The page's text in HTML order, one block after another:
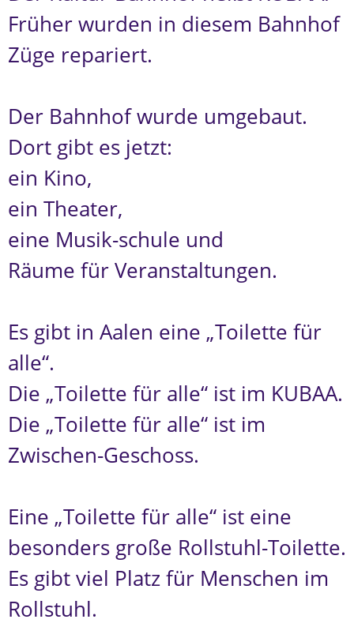
Früher wurden in diesem Bahnhof
Züge repariert.
Der Bahnhof wurde umgebaut.
Dort gibt es jetzt:
ein Kino,
ein Theater,
eine Musik-schule und
Räume für Veranstaltungen.
Es gibt in Aalen eine „Toilette für
alle“.
Die „Toilette für alle“ ist im KUBAA.
Die „Toilette für alle“ ist im
Zwischen-Geschoss.
Eine „Toilette für alle“ ist eine
besonders große Rollstuhl-Toilette.
Es gibt viel Platz für Menschen im
Rollstuhl.